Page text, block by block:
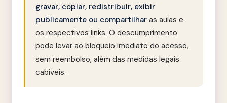
gravar, copiar, redistribuir, exibir
publicamente ou compartilhar as aulas e
os respectivos links. O descumprimento
pode levar ao bloqueio imediato do acesso,
sem reembolso, além das medidas legais
cabíveis.